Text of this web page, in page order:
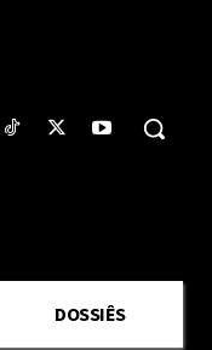
DOSSIÊS